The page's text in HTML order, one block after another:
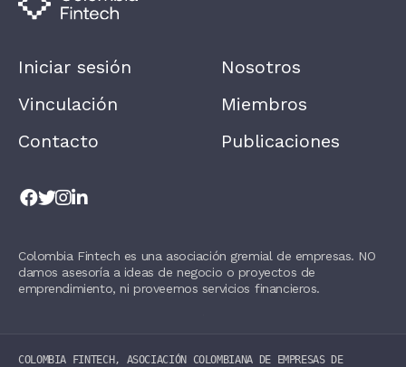
,
V
T
H
S
L
A
N
K
Iniciar sesión
Vinculación
Contacto
Nosotros
Miembros
Publicaciones
Colombia Fintech es una asociación gremial de empresas. NO
damos asesoría a ideas de negocio o proyectos de
emprendimiento, ni proveemos servicios financieros.
COLOMBIA FINTECH, ASOCIACIÓN COLOMBIANA DE EMPRESAS DE